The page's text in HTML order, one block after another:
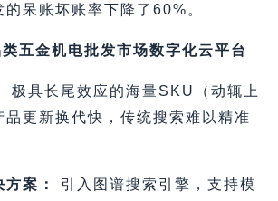
的呆账坏账率下降了60%。
五金机电批发市场数字化云平台
极具长尾效应的海量SKU（动辄上
品更新换代快，传统搜索难以精准
案：
引入图谱搜索引擎，支持模